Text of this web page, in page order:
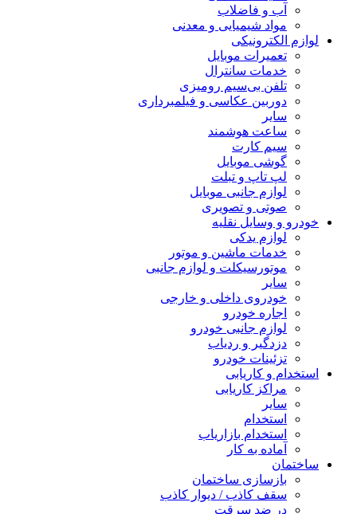
آب و فاضلاب
مواد شیمیایی و معدنی
لوازم الکترونیکی
تعمیرات موبایل
خدمات سانترال
تلفن بی‌سیم رومیزی
دوربین عکاسی و فیلمبرداری
سایر
ساعت هوشمند
سیم کارت
گوشی موبایل
لپ تاپ و تبلت
لوازم جانبی موبایل
صوتی و تصویری
خودرو و وسایل نقلیه
لوازم یدکی
خدمات ماشین و موتور
موتورسیکلت و لوازم جانبی
سایر
خودروی داخلی و خارجی
اجاره خودرو
لوازم جانبی خودرو
دزدگیر و ردیاب
تزئینات خودرو
استخدام و کاریابی
مراکز کاریابی
سایر
استخدام
استخدام بازاریاب
آماده به کار
ساختمان
بازسازی ساختمان
سقف کاذب / دیوار کاذب
در ضد سرقت